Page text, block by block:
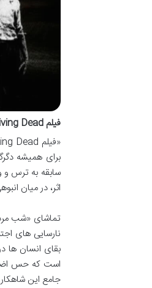
فیلم Night of the Living Dead
برای همیشه
سابقه به ترس و
اثر، در میان
تماشای «شب
نارسایی های
بقای انسان ها
است که حس
جامع این